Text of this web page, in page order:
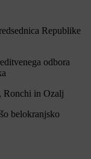
Republike
odbora
Ronchi in Ozalj
belokranjsko